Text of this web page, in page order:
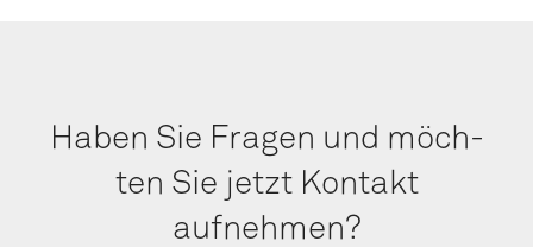
Haben Sie Fra­gen und möch­
ten Sie jetzt Kon­takt
aufnehmen?